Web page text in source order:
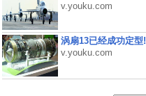
v.youku.com
涡扇13已经成功定型!
v.youku.com